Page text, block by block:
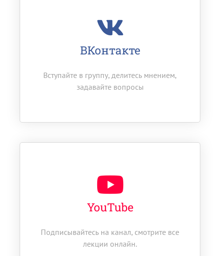
ВКонтакте
Вступайте в группу, делитесь мнением,
задавайте вопросы
YouTube
Подписывайтесь на канал, смотрите все
лекции онлайн.